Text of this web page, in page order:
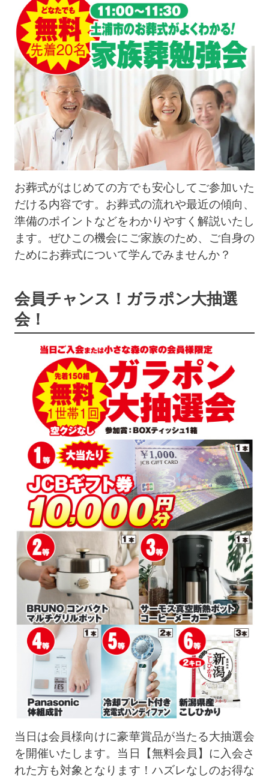
お葬式がはじめての方でも安心してご参加いた
だける内容です。お葬式の流れや最近の傾向、
準備のポイントなどをわかりやすく解説いたし
ます。ぜひこの機会にご家族のため、ご自身の
ためにお葬式について学んでみませんか？
会員チャンス！ガラポン大抽選
会！
当日は会員様向けに豪華賞品が当たる大抽選会
を開催いたします。当日【無料会員】に入会さ
れた方も対象となります！ハズレなしのお得な